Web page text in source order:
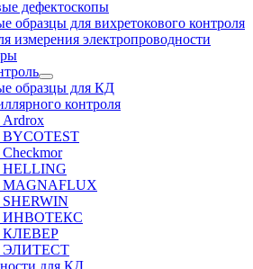
дефектоскопы
образцы для вихретокового контроля
измерения электропроводности
образцы для КД
контроля
HELLING
MAGNAFLUX
ИНВОТЕКС
КЛЕВЕР
ЭЛИТЕСТ
для КД